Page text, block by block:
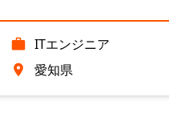
ITエンジニア
愛知県